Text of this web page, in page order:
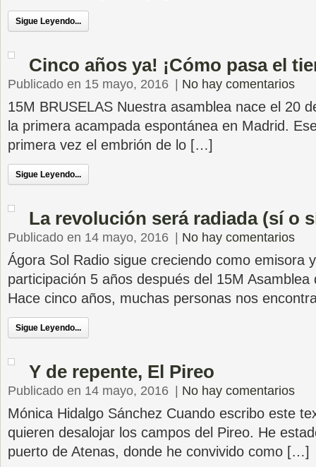
Sigue Leyendo...
Cinco años ya! ¡Cómo pasa el
Publicado en 15 mayo, 2016 No hay comentarios
15M BRUSELAS Nuestra asamblea nace el 20
la primera acampada espontánea en Madrid.
primera vez el embrión de lo […]
Sigue Leyendo...
La revolución será radiada (sí o
Publicado en 14 mayo, 2016 No hay comentarios
Ágora Sol Radio sigue creciendo como emisora
participación 5 años después del 15M Asamblea
Hace cinco años, muchas personas nos
Sigue Leyendo...
Y de repente, El Pireo
Publicado en 14 mayo, 2016 No hay comentarios
Mónica Hidalgo Sánchez Cuando escribo este
quieren desalojar los campos del Pireo. He
puerto de Atenas, donde he convivido como […]